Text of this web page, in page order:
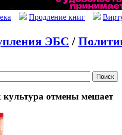
Продление книг
ЭБС /
Поиск
отмены мешает